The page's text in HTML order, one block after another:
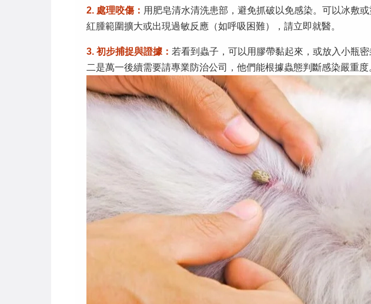
2. 處理咬傷： 用肥皂清水清洗患部，避免抓破以免感染。可以冰敷
紅腫範圍擴大或出現過敏反應（如呼吸困難），請立即就醫。
3. 初步捕捉與證據： 若看到蟲子，可以用膠帶黏起來，或放入小瓶
二是萬一後續需要請專業防治公司，他們能根據蟲態判斷感染嚴重度